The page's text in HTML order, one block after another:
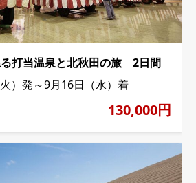
打当温泉と北秋田の旅 2日間
）発～9月16日（水）着
130,000円